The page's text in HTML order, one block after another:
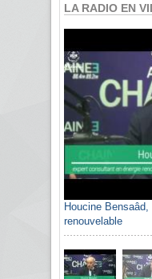
LA RADIO EN
Houcine
renouvelable